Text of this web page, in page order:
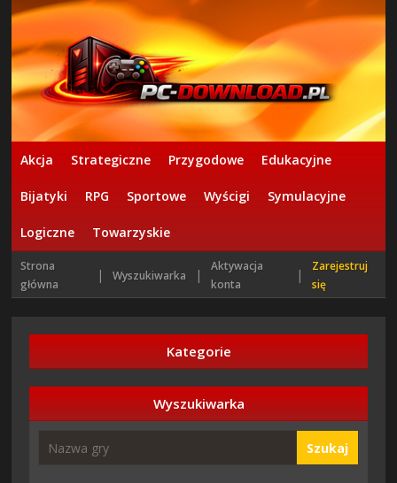
Akcja Strategiczne Przygodowe Edukacyjne
Bijatyki RPG Sportowe Wyścigi Symulacyjne
Logiczne Towarzyskie
Strona
główna
| Wyszukiwarka |
Aktywacja
konta
|
Zarejestruj
się
Kategorie
Wyszukiwarka
Szukaj